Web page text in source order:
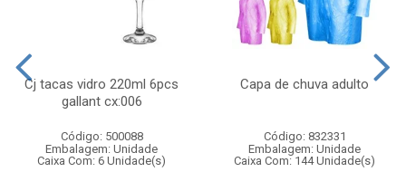
Cj tacas vidro 220ml 6pcs
gallant cx:006
Código: 500088
Embalagem: Unidade
Caixa Com: 6 Unidade(s)
Capa de chuva adulto
Código: 832331
Embalagem: Unidade
Caixa Com: 144 Unidade(s)